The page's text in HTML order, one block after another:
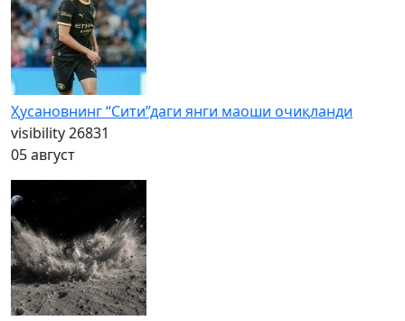
Ҳусановнинг “Сити”даги янги маоши очиқланди
visibility26831
05 август